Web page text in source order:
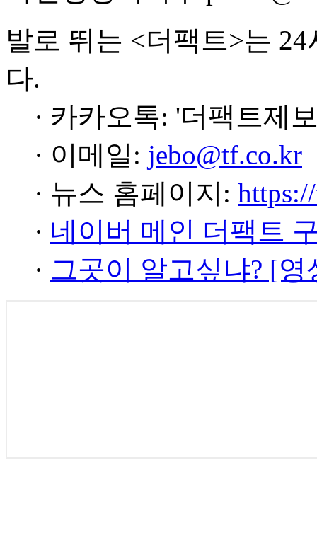
발로 뛰는 <더팩트>는
다.
· 카카오톡: '더팩트제
· 이메일: jebo@tf.co.kr
· 뉴스 홈페이지:
· 네이버 메인 더팩트
· 그곳이 알고싶냐? [